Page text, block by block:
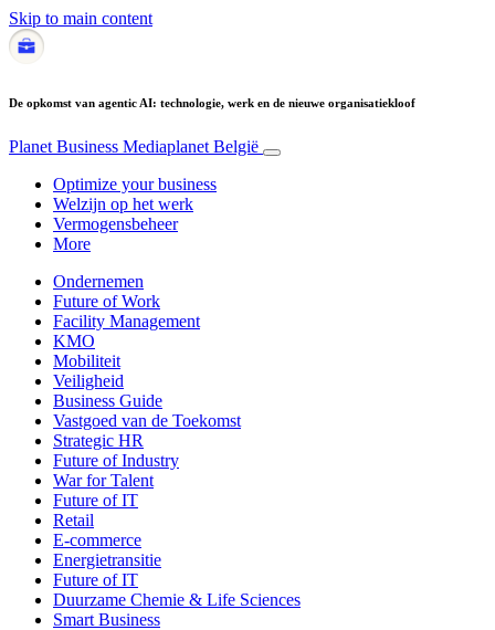
Skip to main content
De opkomst van agentic AI: technologie, werk en de nieuwe organisatiekloof
Planet Business Mediaplanet België
Optimize your business
Welzijn op het werk
Vermogensbeheer
More
Ondernemen
Future of Work
Facility Management
KMO
Mobiliteit
Veiligheid
Business Guide
Vastgoed van de Toekomst
Strategic HR
Future of Industry
War for Talent
Future of IT
Retail
E-commerce
Energietransitie
Future of IT
Duurzame Chemie & Life Sciences
Smart Business